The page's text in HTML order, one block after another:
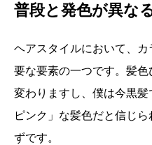
普段と発色が異な
ヘアスタイルにおいて、
要な要素の一つです。髪
変わりますし、僕は今黒
ピンク」な髪色だと信じ
ずです。